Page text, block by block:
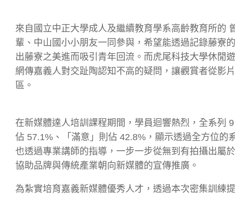
來自國立中正大學成人及繼續教育學系高齡教育所的
輩、中山國小小朋友一同參與，希望能透過記錄藤寮
出藤寮之美進而吸引青年回流。而虎尾科技大學休閒
網傳嘉義人對交趾陶認知不高的疑問，讓觀賞者從影
區。
在新媒體達人培訓課程期間，學員迴響熱烈，全系列
佔 57.1%、「滿意」則佔 42.8%，顯示透過全方位的
也透過專業講師的指導，一步一步從無到有拍攝出屬
協助品牌與傳統產業朝向新媒體的宣傳推廣。
為紮實培育嘉義新媒體優秀人才，透過本次密集訓練